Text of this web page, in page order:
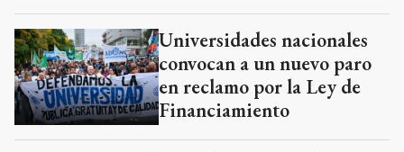
Universidades nacionales
convocan a un nuevo paro
en reclamo por la Ley de
Financiamiento